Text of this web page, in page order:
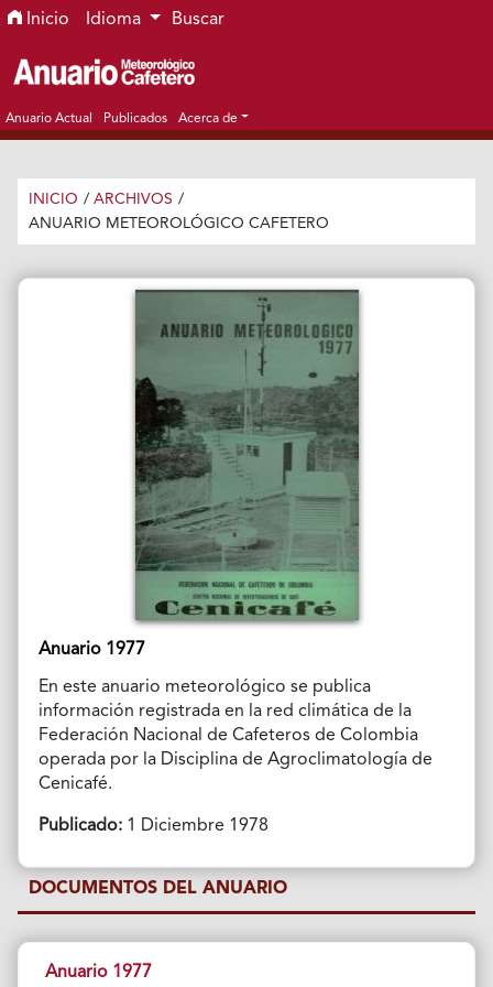
Ir al menú de navegación principal
Ir al contenido principal
Ir al pie de página del sitio
Inicio Idioma Buscar
Anuario Actual Publicados Acerca de
INICIO / ARCHIVOS /
ANUARIO METEOROLÓGICO CAFETERO
Anuario 1977
En este anuario meteorológico se publica
información registrada en la red climática de la
Federación Nacional de Cafeteros de Colombia
operada por la Disciplina de Agroclimatología de
Cenicafé.
Publicado:1 Diciembre 1978
DOCUMENTOS DEL ANUARIO
Anuario 1977